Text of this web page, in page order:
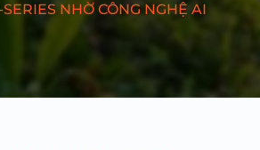
NHỜ CÔNG NGHỆ AI